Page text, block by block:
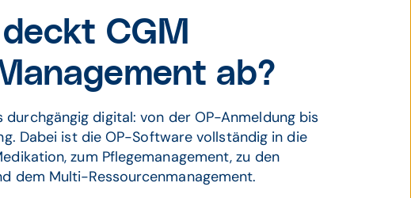
CGM
ab?
digital: von der OP-Anmeldung bis
Dabei ist die OP-Software vollständig in die
zum Pflegemanagement, zu den
dem Multi-Ressourcenmanagement.